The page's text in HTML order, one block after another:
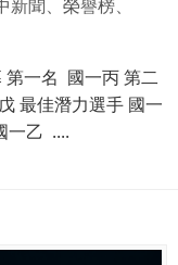
聞、榮譽榜、
第一名 國一丙 第二
最佳潛力選手 國一
一乙 ....